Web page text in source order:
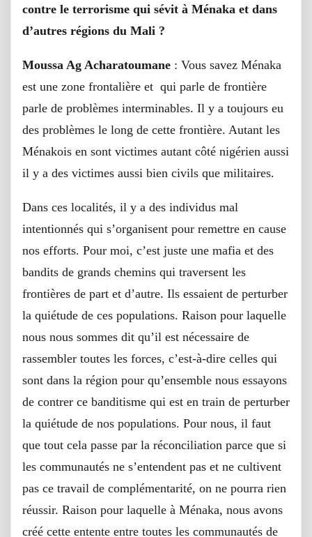
contre le terrorisme qui sévit à Ménaka et dans
d’autres régions du Mali ?
Moussa Ag Acharatoumane : Vous savez Ménaka
est une zone frontalière et qui parle de frontière
parle de problèmes interminables. Il y a toujours eu
des problèmes le long de cette frontière. Autant les
Ménakois en sont victimes autant côté nigérien aussi
il y a des victimes aussi bien civils que militaires.
Dans ces localités, il y a des individus mal
intentionnés qui s’organisent pour remettre en cause
nos efforts. Pour moi, c’est juste une mafia et des
bandits de grands chemins qui traversent les
frontières de part et d’autre. Ils essaient de perturber
la quiétude de ces populations. Raison pour laquelle
nous nous sommes dit qu’il est nécessaire de
rassembler toutes les forces, c’est-à-dire celles qui
sont dans la région pour qu’ensemble nous essayons
de contrer ce banditisme qui est en train de perturber
la quiétude de nos populations. Pour nous, il faut
que tout cela passe par la réconciliation parce que si
les communautés ne s’entendent pas et ne cultivent
pas ce travail de complémentarité, on ne pourra rien
réussir. Raison pour laquelle à Ménaka, nous avons
créé cette entente entre toutes les communautés de